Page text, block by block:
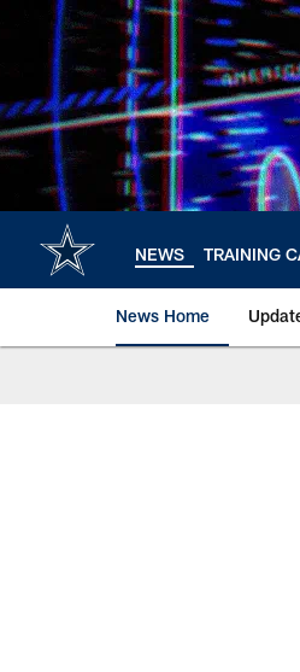
content
NEWS TRAINING
News Home